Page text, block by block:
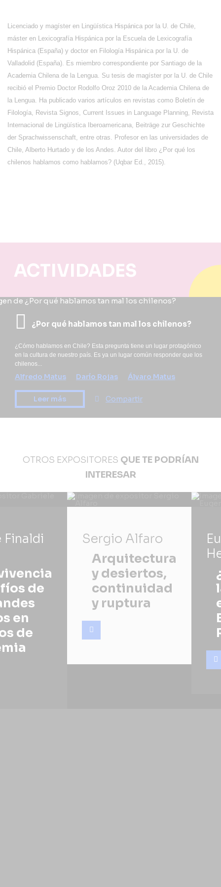
Licenciado y magíster en Lingüística Hispánica por la U. de Chile,
máster en Lexicografía Hispánica por la Escuela de Lexicografía
Hispánica (España) y doctor en Filología Hispánica por la U. de
Valladolid (España). Es miembro correspondiente por Santiago de la
Academia Chilena de la Lengua. Su tesis de magíster por la U. de Chile
recibió el Premio Doctor Rodolfo Oroz 2010 de la Academia Chilena de
la Lengua. Ha publicado varios artículos en revistas como Boletín de
Filología, Revista Signos, Current Issues in Language Planning, Revista
Internacional de Lingüística Iberoamericana, Beiträge zur Geschichte
der Sprachwissenschaft, entre otras. Profesor en las universidades de
Chile, Alberto Hurtado y de los Andes. Autor del libro ¿Por qué los
chilenos hablamos como hablamos? (Uqbar Ed., 2015).
ACTIVIDADES
¿Por qué hablamos tan mal los chilenos?
¿Cómo hablamos en Chile? Esta pregunta tiene un lugar protagónico
en la cultura de nuestro país. Es ya un lugar común responder que los
chilenos...
Alfredo Matus Darío Rojas Álvaro Matus
Leer más Compartir
OTROS EXPOSITORES QUE TE PODRÍAN
INTERESAR
Finaldi
de
en
de
Sergio Alfaro
Arquitectura
y desiertos,
continuidad
y ruptura